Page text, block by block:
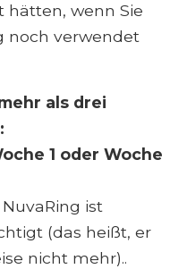
hätten, wenn Sie
noch verwendet
als drei
1 oder Woche
ist
(das heißt, er
nicht mehr)..